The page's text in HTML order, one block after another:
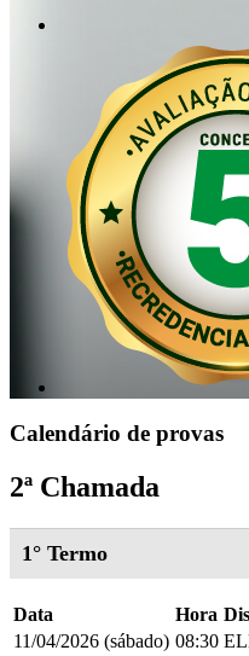
Calendário de provas
2ª Chamada
1° Termo
Data Hora
11/04/2026 (sábado) 08:30